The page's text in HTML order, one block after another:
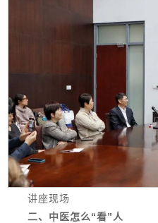
讲座现场
二、中医怎么“看”人